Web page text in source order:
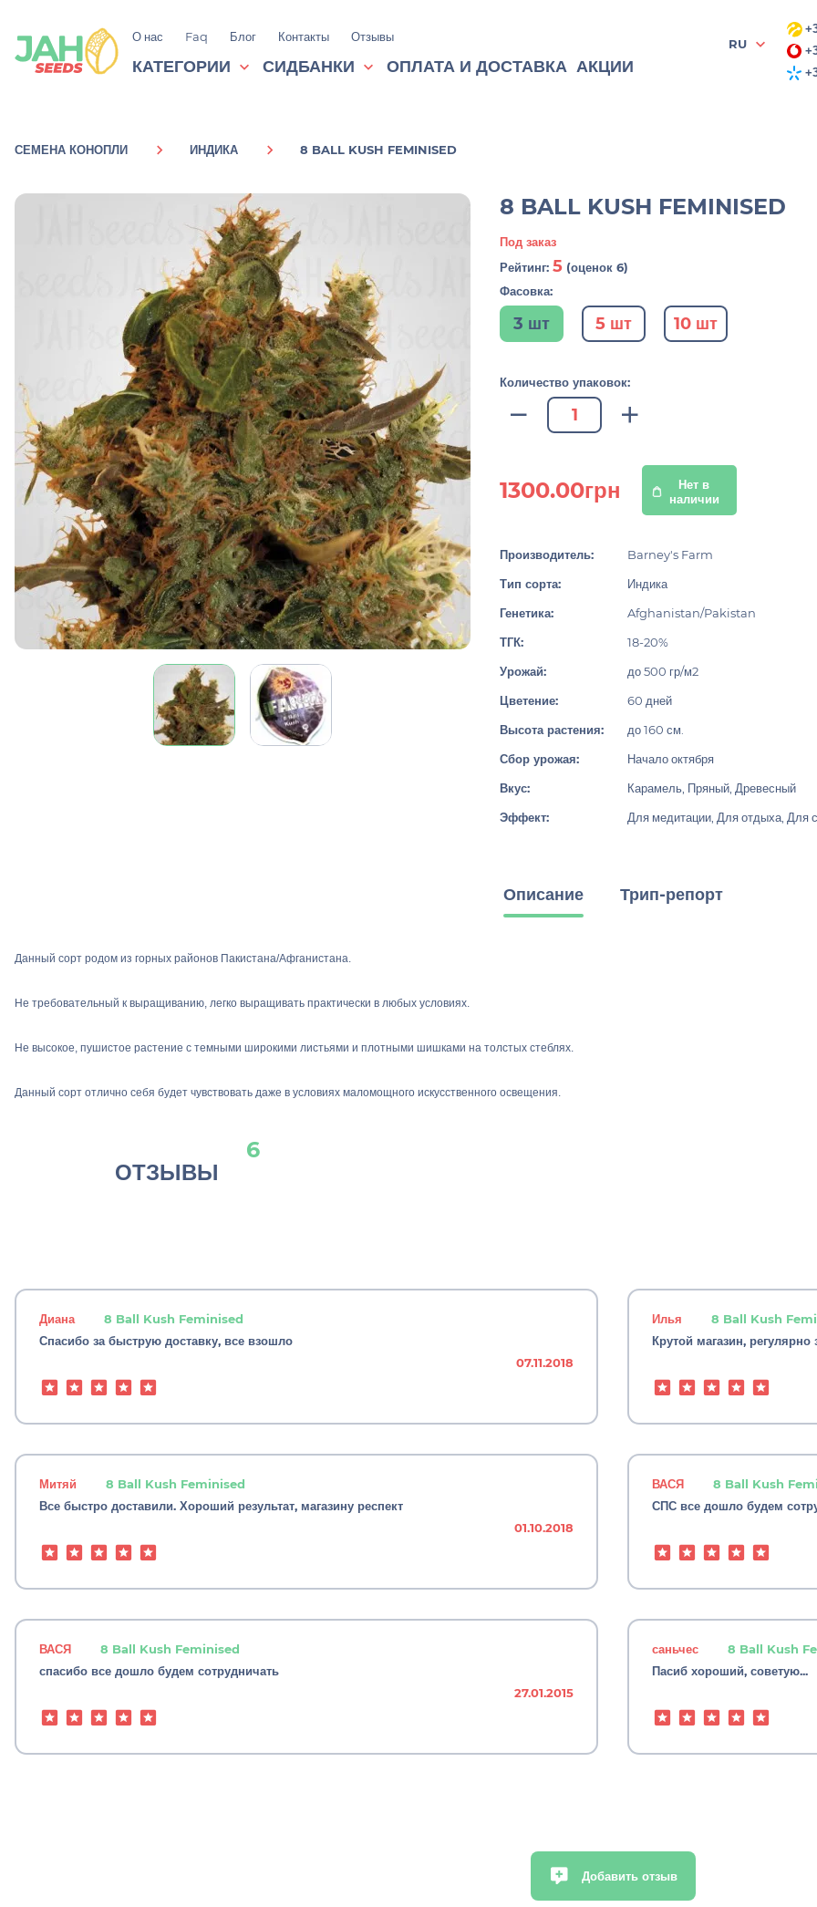
О нас Faq Блог Контакты Отзывы
КАТЕГОРИИ СИДБАНКИ ОПЛАТА И ДОСТАВКА АКЦИИ
RU
СЕМЕНА КОНОПЛИ ИНДИКА 8 BALL KUSH FEMINISED
8 BALL KUSH FEMINISED
Под заказ
Рейтинг: 5 (оценок 6)
Фасовка:
3 шт 5 шт 10 шт
Количество упаковок:
1300.00грн
Нет в
наличии
Производитель:
Barney's Farm
Тип сорта:
Индика
Генетика:
Afghanistan/Pakistan
ТГК:
18-20%
Урожай:
до 500 гр/м2
Цветение:
60 дней
Высота растения:
до 160 см.
Сбор урожая:
Начало октября
Вкус:
Карамель, Пряный, Древесный
Эффект:
Для медитации, Для отдыха, Для
Описание Трип-репорт
Данный сорт родом из горных районов Пакистана/Афганистана.
Не требовательный к выращиванию, легко выращивать практически в любых условиях.
Не высокое, пушистое растение с темными широкими листьями и плотными шишками на толстых стеблях.
Данный сорт отлично себя будет чувствовать даже в условиях маломощного искусственного освещения.
ОТЗЫВЫ
6
Диана
8 Ball Kush Feminised
Спасибо за быструю доставку, все взошло
07.11.2018
Илья
8 Ball Kush
Крутой магазин,
Митяй
8 Ball Kush Feminised
Все быстро доставили. Хороший результат, магазину респект
01.10.2018
ВАСЯ
8 Ball Kush
СПС все дошло будем
ВАСЯ
8 Ball Kush Feminised
спасибо все дошло будем сотрудничать
27.01.2015
саньчес
8 Ball Kush
Пасиб хороший, советую...
Добавить отзыв